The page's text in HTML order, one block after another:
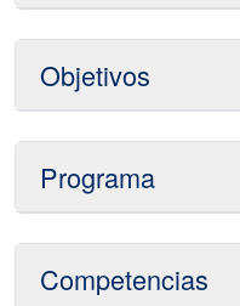
Objetivos
Programa
Competencias